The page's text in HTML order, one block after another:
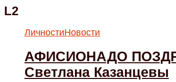
L2
ЛичностиНовости
АФИСИОНАДО
Светлана Казанцевы